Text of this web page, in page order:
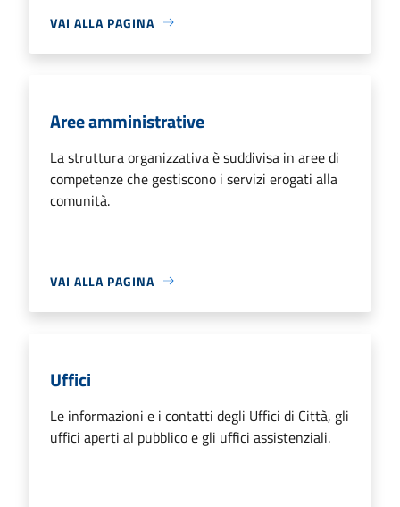
VAI ALLA PAGINA
Aree amministrative
La struttura organizzativa è suddivisa in aree di
competenze che gestiscono i servizi erogati alla
comunità.
VAI ALLA PAGINA
Uffici
Le informazioni e i contatti degli Uffici di Città, gli
uffici aperti al pubblico e gli uffici assistenziali.